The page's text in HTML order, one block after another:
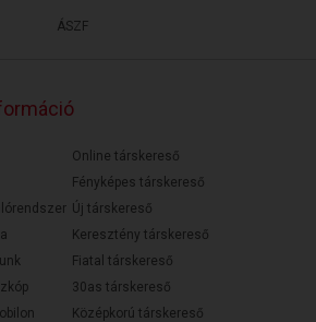
ÁSZF
Online társkereső
Fényképes társkereső
Új társkereső
Keresztény társkereső
Fiatal társkereső
30as társkereső
Középkorú társkereső